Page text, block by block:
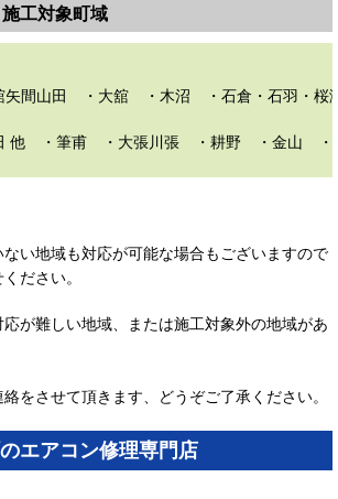
工対象町域
間山田 ・大舘 ・木沼 ・石倉・石羽・
他 ・筆甫 ・大張川張 ・耕野 ・金山 ・
ない地域も対応が可能な場合もございますので
ださい。
応が難しい地域、または施工対象外の地域があ
をさせて頂きます、どうぞご了承ください。
エアコン修理専門店